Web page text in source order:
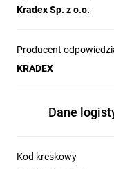
Kradex Sp. z o.o.
Producent
KRADEX
Dane
Kod kreskowy